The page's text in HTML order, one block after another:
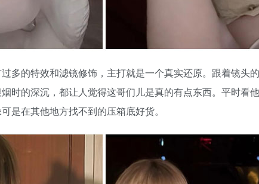
多的特效和滤镜修饰，主打就是一个真实还原。跟着镜头
时的深沉，都让人觉得这哥们儿是真的有点东西。平时看
是在其他地方找不到的压箱底好货。